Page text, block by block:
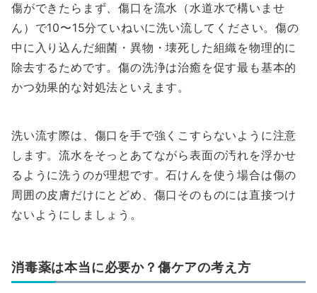
傷ができたらまず、傷口を流水（水道水で構いませ
ん）で10〜15分ていねいに洗い流してください。傷の
中に入り込んだ細菌・異物・壊死した組織を物理的に
除去するためです。傷の洗浄は治癒を促す最も基本的
かつ効果的な対処法といえます。
洗い流す際は、傷口を手で強くこすらないように注意
します。流水をそっとあてながら表面の汚れを浮かせ
るように洗うのが理想です。石けんを使う場合は傷の
周囲の皮膚だけにとどめ、傷口そのものには直接つけ
ないようにしましょう。
消毒薬は本当に必要か？傷ケアの考え方